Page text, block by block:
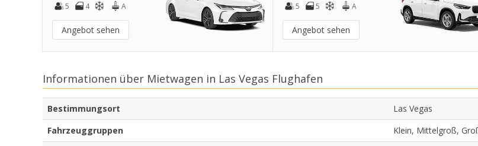
5
4 A
Angebot sehen
5
5 A
Angebot sehen
Informationen über Mietwagen in Las Vegas Flughafen
Bestimmungsort
Las Vegas
Fahrzeuggruppen
Klein, Mittelgroß,